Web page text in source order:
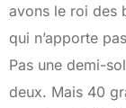
avons le roi des
qui n’apporte
Pas une demi-
deux. Mais 40